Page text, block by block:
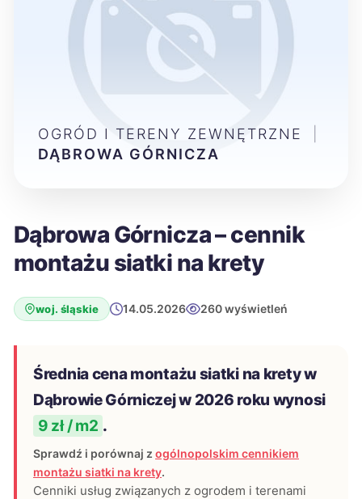
Dąbrowa Górnicza – cennik
montażu siatki na krety
woj. śląskie 14.05.2026 260 wyświetleń
Średnia cena montażu siatki na krety w
Dąbrowie Górniczej w 2026 roku wynosi
9 zł / m2 .
Sprawdź i porównaj z ogólnopolskim cennikiem
montażu siatki na krety.
Cenniki usług związanych z ogrodem i terenami
OGRÓD I TERENY ZEWNĘTRZNE
DĄBROWA GÓRNICZA